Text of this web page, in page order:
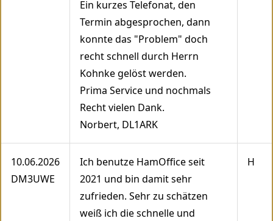
Ein kurzes Telefonat, den
Termin abgesprochen, dann
konnte das "Problem" doch
recht schnell durch Herrn
Kohnke gelöst werden.
Prima Service und nochmals
Recht vielen Dank.
Norbert, DL1ARK
10.06.2026
DM3UWE
Ich benutze HamOffice seit
2021 und bin damit sehr
zufrieden. Sehr zu schätzen
weiß ich die schnelle und
H